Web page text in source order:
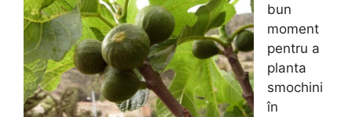
bun
moment
pentru a
planta
smochini
în